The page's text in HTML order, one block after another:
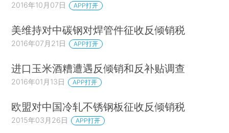
2016年10月07日 APP打开
美维持对中碳钢对焊管件征收反倾销税
2016年07月21日 APP打开
进口玉米酒糟遭遇反倾销和反补贴调查
2016年01月13日 APP打开
欧盟对中国冷轧不锈钢板征收反倾销税
2015年03月26日 APP打开